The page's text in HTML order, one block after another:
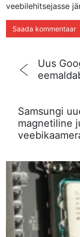
veebilehitsejasse
Uus
Samsungi
magnetiline